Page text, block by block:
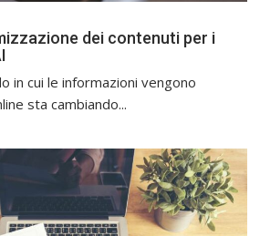
dei contenuti per i
in cui le informazioni vengono
sta cambiando...